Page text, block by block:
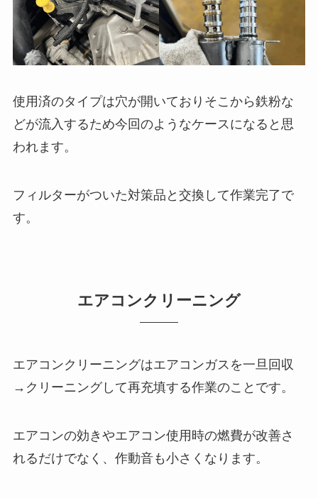
使用済のタイプは穴が開いておりそこから鉄粉な
どが流入するため今回のようなケースになると思
われます。
フィルターがついた対策品と交換して作業完了で
す。
エアコンクリーニング
エアコンクリーニングはエアコンガスを一旦回収
→クリーニングして再充填する作業のことです。
エアコンの効きやエアコン使用時の燃費が改善さ
れるだけでなく、作動音も小さくなります。